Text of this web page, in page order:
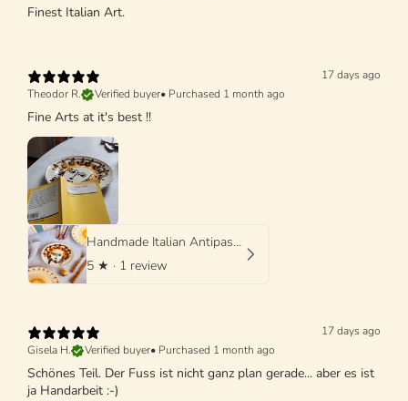
Finest Italian Art.
17 days ago
Theodor R.
Verified buyer• Purchased 1 month ago
Fine Arts at it's best !!
Handmade Italian Antipasti Plate 20 cm | Small Ceramic Plate (Unique Piece)
5 ★ · 1 review
17 days ago
Gisela H.
Verified buyer• Purchased 1 month ago
Schönes Teil. Der Fuss ist nicht ganz plan gerade... aber es ist
ja Handarbeit :-)